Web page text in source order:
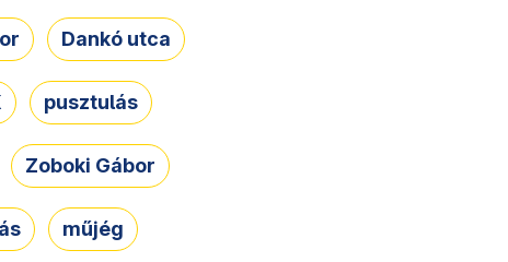
Dankó utca
pusztulás
Zoboki Gábor
műjég